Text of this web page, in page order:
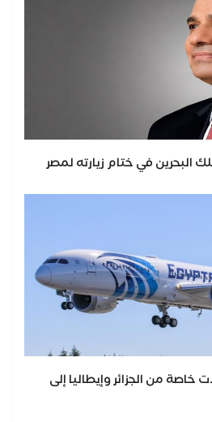
البحرين في ختام زيارته لمصر
خاصة من الجزائر وإيطاليا إلى